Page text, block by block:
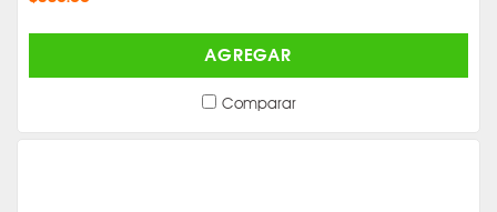
AGREGAR
Comparar